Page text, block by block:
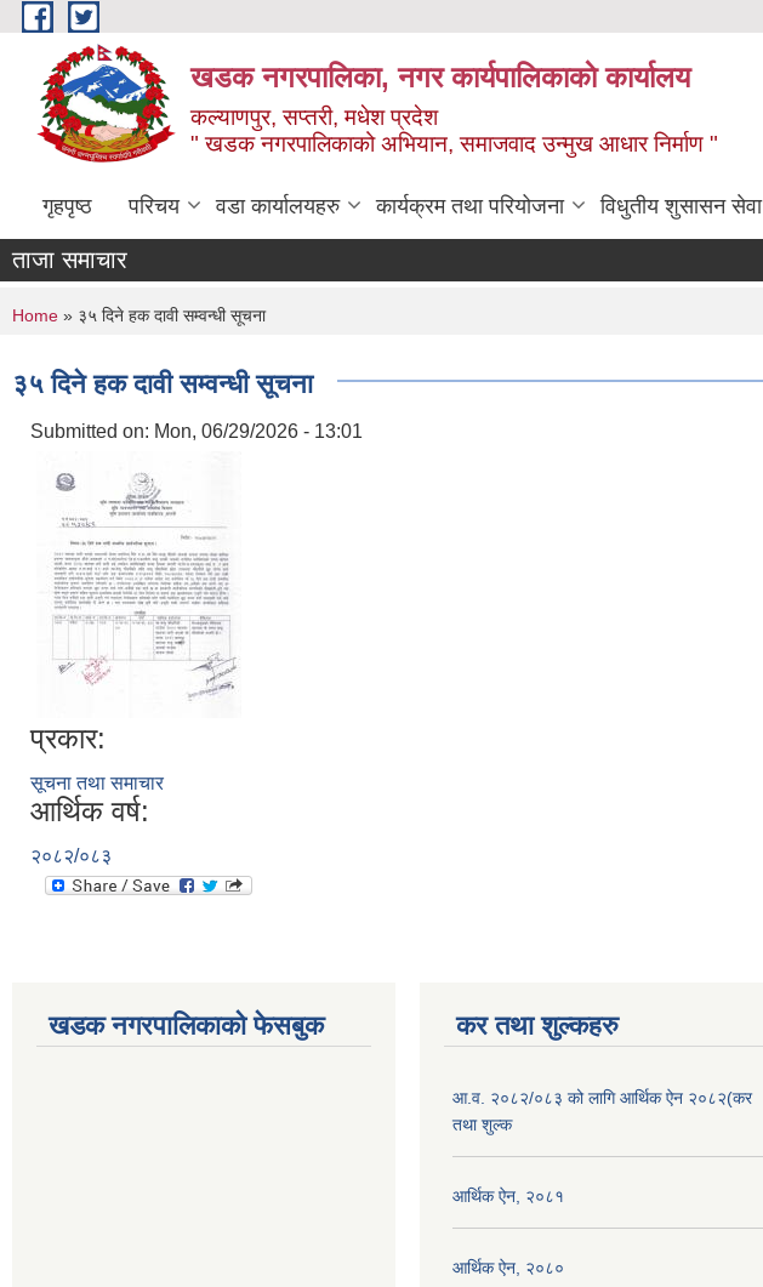
Skip to main content
खडक नगरपालिका, नगर कार्यपालिकाकाे कार्यालय
कल्याणपुर, सप्तरी, मधेश प्रदेश
" खडक नगरपालिकाको अभियान, समाजवाद उन्मुख आधार निर्माण "
गृहपृष्ठ परिचय वडा कार्यालयहरु कार्यक्रम तथा परियोजना विधुतीय शुसासन सेवा
ताजा समाचार
You are here
Home » ३५ दिने हक दावी सम्वन्धी सूचना
३५ दिने हक दावी सम्वन्धी सूचना
Submitted on: Mon, 06/29/2026 - 13:01
प्रकार:
सूचना तथा समाचार
आर्थिक वर्ष:
२०८२/०८३
खडक नगरपालिकाको फेसबुक कर तथा शुल्कहरु
आ.व. २०८२/०८३ को लागि आर्थिक ऐन २०८२(कर
तथा शुल्क
आर्थिक ऐन, २०८१
आर्थिक ऐन, २०८०